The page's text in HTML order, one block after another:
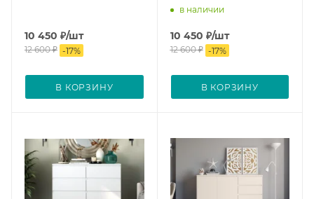
10 450 ₽/шт
12 600₽ -17%
В КОРЗИНУ
в наличии
10 450 ₽/шт
12 600₽ -17%
В КОРЗИНУ